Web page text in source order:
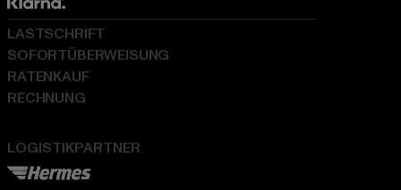
LOGISTIKPARTNER
LASTSCHRIFT
SOFORTÜBERWEISUNG
RATENKAUF
RECHNUNG